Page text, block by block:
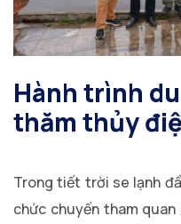
Hành trình
thăm thủy
Trong tiết trời se lạnh
chức chuyến tham